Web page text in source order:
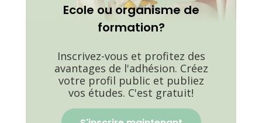
Ecole ou organisme de
formation?
Inscrivez-vous et profitez des
avantages de l'adhésion. Créez
votre profil public et publiez
vos études. C'est gratuit!